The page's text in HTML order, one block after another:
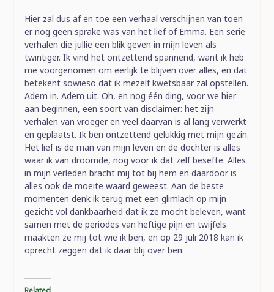
Hier zal dus af en toe een verhaal verschijnen van toen
er nog geen sprake was van het lief of Emma. Een serie
verhalen die jullie een blik geven in mijn leven als
twintiger. Ik vind het ontzettend spannend, want ik heb
me voorgenomen om eerlijk te blijven over alles, en dat
betekent sowieso dat ik mezelf kwetsbaar zal opstellen.
Adem in. Adem uit. Oh, en nog één ding, voor we hier
aan beginnen, een soort van disclaimer: het zijn
verhalen van vroeger en veel daarvan is al lang verwerkt
en geplaatst. Ik ben ontzettend gelukkig met mijn gezin.
Het lief is de man van mijn leven en de dochter is alles
waar ik van droomde, nog voor ik dat zelf besefte. Alles
in mijn verleden bracht mij tot bij hem en daardoor is
alles ook de moeite waard geweest. Aan de beste
momenten denk ik terug met een glimlach op mijn
gezicht vol dankbaarheid dat ik ze mocht beleven, want
samen met de periodes van heftige pijn en twijfels
maakten ze mij tot wie ik ben, en op 29 juli 2018 kan ik
oprecht zeggen dat ik daar blij over ben.